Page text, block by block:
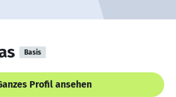
Basis
Profil ansehen